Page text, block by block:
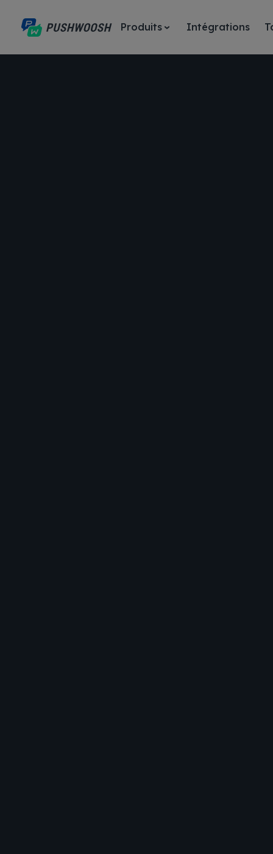
Produits Intégrations